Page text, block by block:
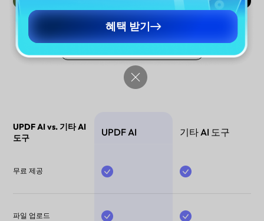
지금 분석하기
UPDF AI vs. 기타 AI
도구
UPDF AI 기타 AI 도구
무료 제공
파일 업로드
혜택 받기